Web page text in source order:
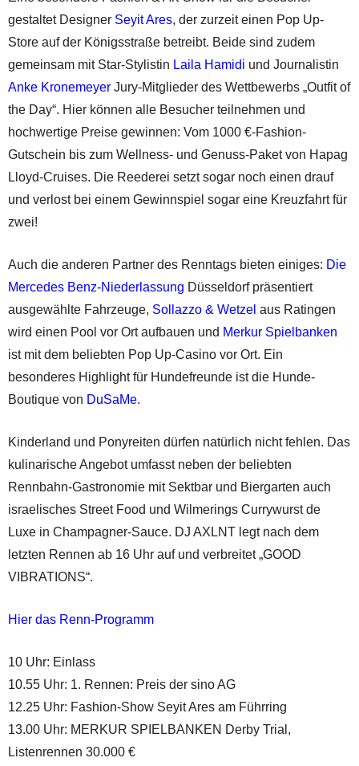
gestaltet Designer Seyit Ares, der zurzeit einen Pop Up-
Store auf der Königsstraße betreibt. Beide sind zudem
gemeinsam mit Star-Stylistin Laila Hamidi und Journalistin
Anke Kronemeyer Jury-Mitglieder des Wettbewerbs „Outfit of
the Day“. Hier können alle Besucher teilnehmen und
hochwertige Preise gewinnen: Vom 1000 €-Fashion-
Gutschein bis zum Wellness- und Genuss-Paket von Hapag
Lloyd-Cruises. Die Reederei setzt sogar noch einen drauf
und verlost bei einem Gewinnspiel sogar eine Kreuzfahrt für
zwei!
Auch die anderen Partner des Renntags bieten einiges: Die
Mercedes Benz-Niederlassung Düsseldorf präsentiert
ausgewählte Fahrzeuge, Sollazzo & Wetzel aus Ratingen
wird einen Pool vor Ort aufbauen und Merkur Spielbanken
ist mit dem beliebten Pop Up-Casino vor Ort. Ein
besonderes Highlight für Hundefreunde ist die Hunde-
Boutique von DuSaMe.
Kinderland und Ponyreiten dürfen natürlich nicht fehlen. Das
kulinarische Angebot umfasst neben der beliebten
Rennbahn-Gastronomie mit Sektbar und Biergarten auch
israelisches Street Food und Wilmerings Currywurst de
Luxe in Champagner-Sauce. DJ AXLNT legt nach dem
letzten Rennen ab 16 Uhr auf und verbreitet „GOOD
VIBRATIONS“.
Hier das Renn-Programm
10 Uhr: Einlass
10.55 Uhr: 1. Rennen: Preis der sino AG
12.25 Uhr: Fashion-Show Seyit Ares am Führring
13.00 Uhr: MERKUR SPIELBANKEN Derby Trial,
Listenrennen 30.000 €